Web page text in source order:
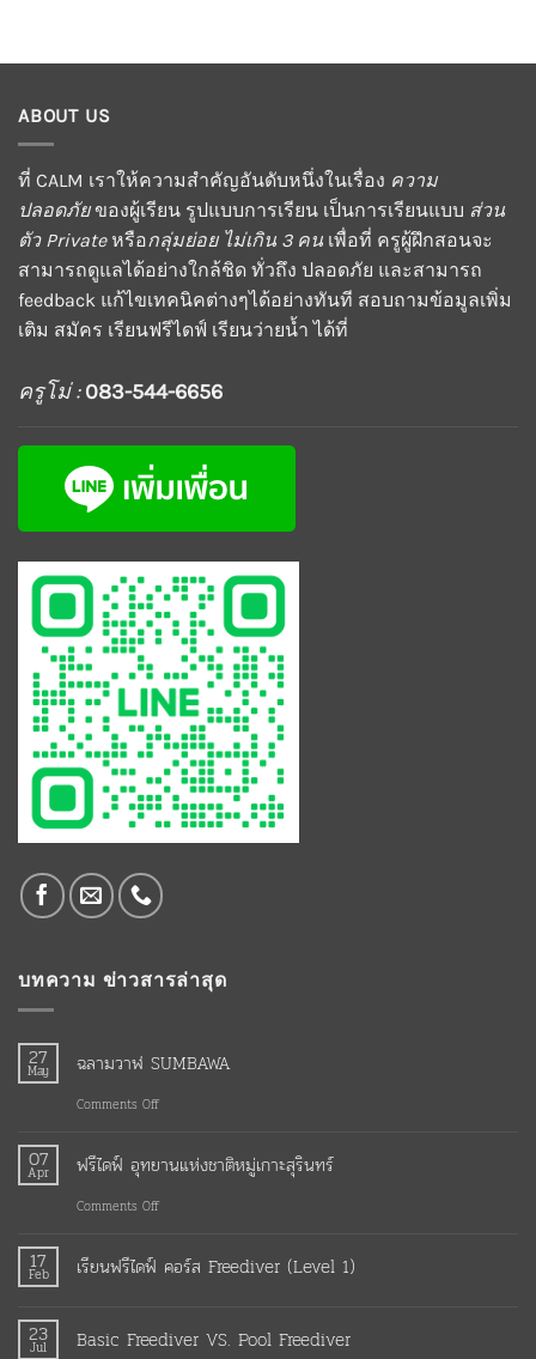
ABOUT US
ที่ CALM เราให้ความสำคัญอันดับหนึ่งในเรื่อง ความ
ปลอดภัยของผู้เรียน รูปแบบการเรียน เป็นการเรียนแบบ ส่วน
ตัว Privateหรือกลุ่มย่อย ไม่เกิน 3 คน เพื่อที่ ครูผู้ฝึกสอนจะ
สามารถดูแลได้อย่างใกล้ชิด ทั่วถึง ปลอดภัย และสามารถ
feedback แก้ไขเทคนิคต่างๆได้อย่างทันที สอบถามข้อมูลเพิ่ม
เติม สมัคร เรียนฟรีไดฟ์ เรียนว่ายน้ำ ได้ที่
ครูโม่ :083-544-6656
บทความ ข่าวสารล่าสุด
27
May ฉลามวาฬ SUMBAWA
Comments Offon
วาฬ
07
Apr ฟรีไดฟ์ อุทยานแห่งชาติหมู่เกาะสุรินทร์
Comments Offon
ไดฟ์
ชาติ
17
Feb
เรียนฟรีไดฟ์ คอร์ส Freediver (Level 1)
23
Jul Basic Freediver VS. Pool Freediver